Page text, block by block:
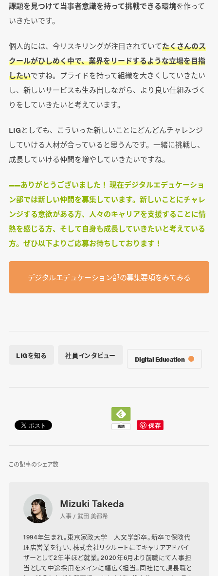
課題を見つけて当事者意識を持って挑戦できる環境を作って
いきたいです。
個人的には、今リスキリングが注目されていてたくさんのス
クールがひしめく中で、業界をリードするような立場を目指
したいですね。プライドを持って組織を大きくしていきたい
し、新しいサービスも生み出しながら、より良い仕組みづく
りをしていきたいと考えています。
LIGとしても、こういった新しいことにどんどんチャレンジ
していける人材が合っていると思うんです。一緒に挑戦し、
成長していける仲間を増やしていきたいですね。
――ありがとうございました！ 現在デジタルエデュケーショ
ン部では新しい仲間を募集しています。新しいことにチャレ
ンジする意欲がある方、人々のキャリアを支援することに情
熱を感じる方、そして自身も成長していきたいと考えている
方。ぜひ以下よりご応募お待ちしております！
デジタルエデュケーション部の募集要項をみてみる
LIGを知る 社員インタビュー Digital Education
この記事のシェア数
Mizuki Takeda
人事 / 武田 美都希
1994年生まれ。東京家政大学 人文学部卒。新卒で保険代
理店営業を行い、株式会社リクルートにてキャリアアドバイ
ザーとして2年半ほど就業。2020年6月より前職にて人事担
当として中途採用をメインに幅広く担当。同社にて課長職と